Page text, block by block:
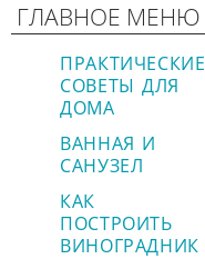
ГЛАВНОЕ МЕНЮ
ПРАКТИЧЕСКИЕ
СОВЕТЫ ДЛЯ
ДОМА
ВАННАЯ И
САНУЗЕЛ
КАК
ПОСТРОИТЬ
ВИНОГРАДНИК